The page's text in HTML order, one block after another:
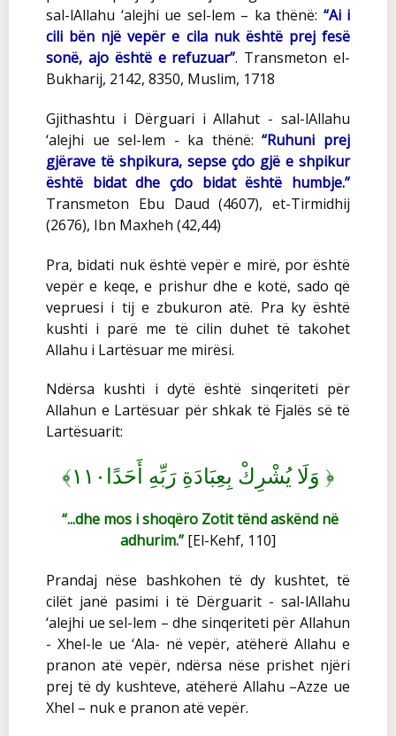
sal-lAllahu ‘alejhi ue sel-lem – ka thënë: “Ai i
cili bën një vepër e cila nuk është prej fesë
sonë, ajo është e refuzuar”. Transmeton el-
Bukharij, 2142, 8350, Muslim, 1718
Gjithashtu i Dërguari i Allahut - sal-lAllahu
‘alejhi ue sel-lem - ka thënë:“Ruhuni prej
gjërave të shpikura, sepse çdo gjë e shpikur
është bidat dhe çdo bidat është humbje.”
Transmeton Ebu Daud (4607), et-Tirmidhij
(2676), Ibn Maxheh (42,44)
Pra, bidati nuk është vepër e mirë, por është
vepër e keqe, e prishur dhe e kotë, sado që
vepruesi i tij e zbukuron atë. Pra ky është
kushti i parë me të cilin duhet të takohet
Allahu i Lartësuar me mirësi.
Ndërsa kushti i dytë është sinqeriteti për
Allahun e Lartësuar për shkak të Fjalës së të
Lartësuarit:
﴿ وَلَا يُشْرِكْ بِعِبَادَةِ رَبِّهِ أَحَدًا١١٠ ﴾
“...dhe mos i shoqëro Zotit tënd askënd në
adhurim.” [El-Kehf, 110]
Prandaj nëse bashkohen të dy kushtet, të
cilët janë pasimi i të Dërguarit - sal-lAllahu
‘alejhi ue sel-lem – dhe sinqeriteti për Allahun
- Xhel-le ue ‘Ala- në vepër, atëherë Allahu e
pranon atë vepër, ndërsa nëse prishet njëri
prej të dy kushteve, atëherë Allahu –Azze ue
Xhel – nuk e pranon atë vepër.